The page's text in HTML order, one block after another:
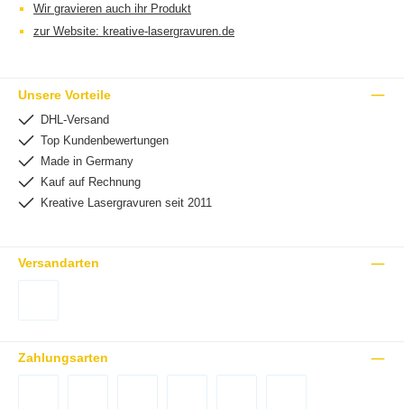
Wir gravieren auch ihr Produkt
zur Website: kreative-lasergravuren.de
Unsere Vorteile
DHL-Versand
Top Kundenbewertungen
Made in Germany
Kauf auf Rechnung
Kreative Lasergravuren seit 2011
Versandarten
Zahlungsarten